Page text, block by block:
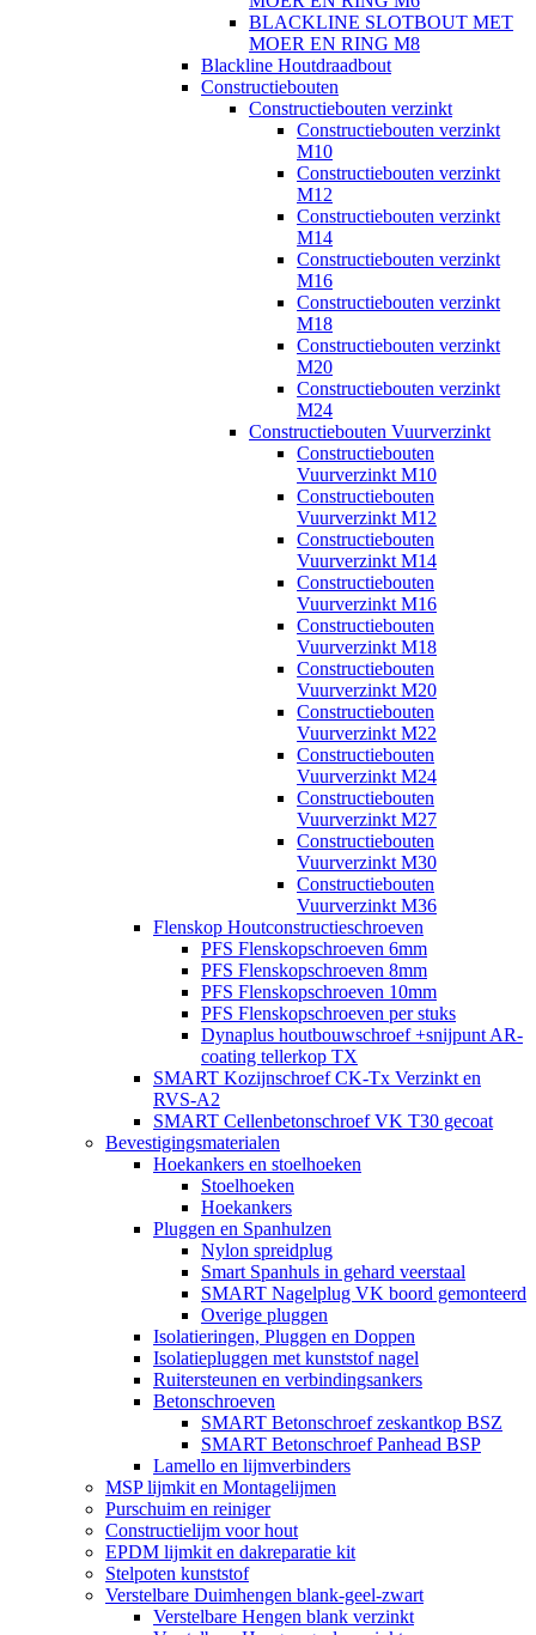
BLACKLINE SLOTBOUT MET
MOER EN RING M8
Blackline Houtdraadbout
Constructiebouten
Constructiebouten verzinkt
Constructiebouten verzinkt
M10
Constructiebouten verzinkt
M12
Constructiebouten verzinkt
M14
Constructiebouten verzinkt
M16
Constructiebouten verzinkt
M18
Constructiebouten verzinkt
M20
Constructiebouten verzinkt
M24
Constructiebouten Vuurverzinkt
Constructiebouten
Vuurverzinkt M10
Constructiebouten
Vuurverzinkt M12
Constructiebouten
Vuurverzinkt M14
Constructiebouten
Vuurverzinkt M16
Constructiebouten
Vuurverzinkt M18
Constructiebouten
Vuurverzinkt M20
Constructiebouten
Vuurverzinkt M22
Constructiebouten
Vuurverzinkt M24
Constructiebouten
Vuurverzinkt M27
Constructiebouten
Vuurverzinkt M30
Constructiebouten
Vuurverzinkt M36
Flenskop Houtconstructieschroeven
PFS Flenskopschroeven 6mm
PFS Flenskopschroeven 8mm
PFS Flenskopschroeven 10mm
PFS Flenskopschroeven per stuks
Dynaplus houtbouwschroef +snijpunt AR-
coating tellerkop TX
SMART Kozijnschroef CK-Tx Verzinkt en
RVS-A2
SMART Cellenbetonschroef VK T30 gecoat
Bevestigingsmaterialen
Hoekankers en stoelhoeken
Stoelhoeken
Hoekankers
Pluggen en Spanhulzen
Nylon spreidplug
Smart Spanhuls in gehard veerstaal
SMART Nagelplug VK boord gemonteerd
Overige pluggen
Isolatieringen, Pluggen en Doppen
Isolatiepluggen met kunststof nagel
Ruitersteunen en verbindingsankers
Betonschroeven
SMART Betonschroef zeskantkop BSZ
SMART Betonschroef Panhead BSP
Lamello en lijmverbinders
MSP lijmkit en Montagelijmen
Purschuim en reiniger
Constructielijm voor hout
EPDM lijmkit en dakreparatie kit
Stelpoten kunststof
Verstelbare Duimhengen blank-geel-zwart
Verstelbare Hengen blank verzinkt